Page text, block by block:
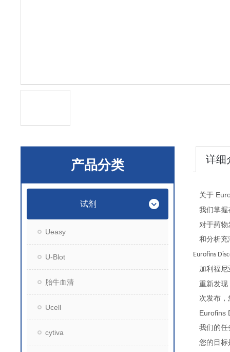
产品分类
试剂
Ueasy
U-Blot
胎牛血清
Ucell
cytiva
详细
关于
我们掌握
对于药物
和分析充
Eurofins
加利福
重新发现
次发布
我们的任
您的目标